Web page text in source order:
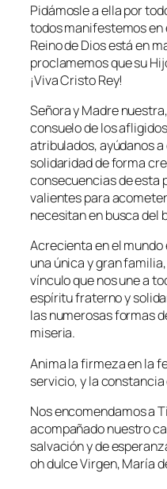
Pidámosle a ella por
todos manifestemos en
Reino de Dios está en
proclamemos que su
¡Viva Cristo Rey!
Señora y Madre
consuelo de los
atribulados, ayúdanos
solidaridad de forma
consecuencias de esta
valientes para
necesitan en busca del
Acrecienta en el
una única y gran
vínculo que nos une a
espíritu fraterno y
las numerosas formas
miseria.
Anima la firmeza en la
servicio, y la
Nos encomendamos a
acompañado nuestro
salvación y de
oh dulce Virgen, María